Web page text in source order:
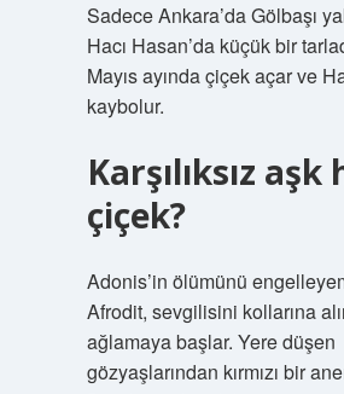
Sadece Ankara’da Gölbaşı
Hacı Hasan’da küçük bir
Mayıs ayında çiçek açar ve
kaybolur.
Karşılıksız aşk
çiçek?
Adonis’in ölümünü
Afrodit, sevgilisini kollarına
ağlamaya başlar. Yere düşen
gözyaşlarından kırmızı bir